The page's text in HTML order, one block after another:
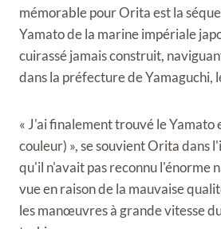
mémorable pour Orita est la
Yamato de la marine impériale
cuirassé jamais construit,
dans la préfecture de Yamaguchi,
« J'ai finalement trouvé le Yamato
couleur) », se souvient Orita dans
qu'il n'avait pas reconnu l'énorme
vue en raison de la mauvaise
les manœuvres à grande vitesse